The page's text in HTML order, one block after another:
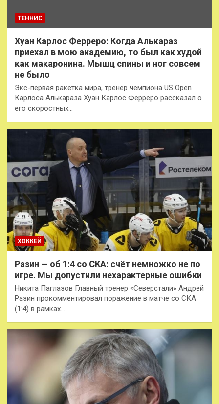
ТЕННИС
Хуан Карлос Ферреро: Когда Алькараз
приехал в мою академию, то был как худой
как макаронина. Мышц спины и ног совсем
не было
Экс-первая ракетка мира, тренер чемпиона US Open
Карлоса Алькараза Хуан Карлос Ферреро рассказал о
его скоростных…
ХОККЕЙ
Разин — об 1:4 со СКА: счёт немножко не по
игре. Мы допустили нехарактерные ошибки
Никита Паглазов Главный тренер «Северстали» Андрей
Разин прокомментировал поражение в матче со СКА
(1:4) в рамках…